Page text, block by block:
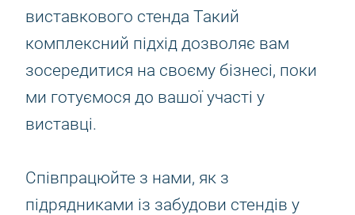
виставкового стенда Такий
комплексний підхід дозволяє вам
зосередитися на своєму бізнесі, поки
ми готуємося до вашої участі у
виставці.
Співпрацюйте з нами, як з
підрядниками із забудови стендів у